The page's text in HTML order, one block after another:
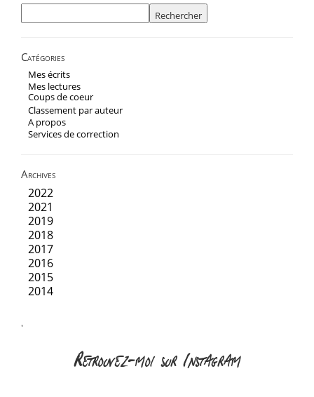
Rechercher :
Catégories
Mes écrits
Mes lectures
Coups de coeur
Classement par auteur
A propos
Services de correction
Archives
2022
2021
2019
2018
2017
2016
2015
2014
'
Retrouvez-moi sur Instagram